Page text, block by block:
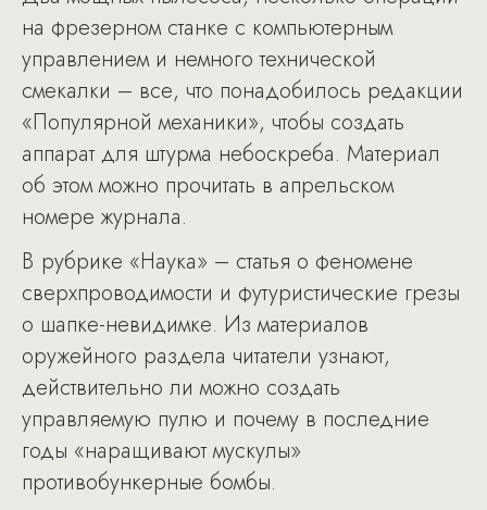
на фрезерном станке с компьютерным
управлением и немного технической
смекалки – все, что понадобилось редакции
«Популярной механики», чтобы создать
аппарат для штурма небоскреба. Материал
об этом можно прочитать в апрельском
номере журнала.
В рубрике «Наука» – статья о феномене
сверхпроводимости и футуристические грезы
о шапке-невидимке. Из материалов
оружейного раздела читатели узнают,
действительно ли можно создать
управляемую пулю и почему в последние
годы «наращивают мускулы»
противобункерные бомбы.